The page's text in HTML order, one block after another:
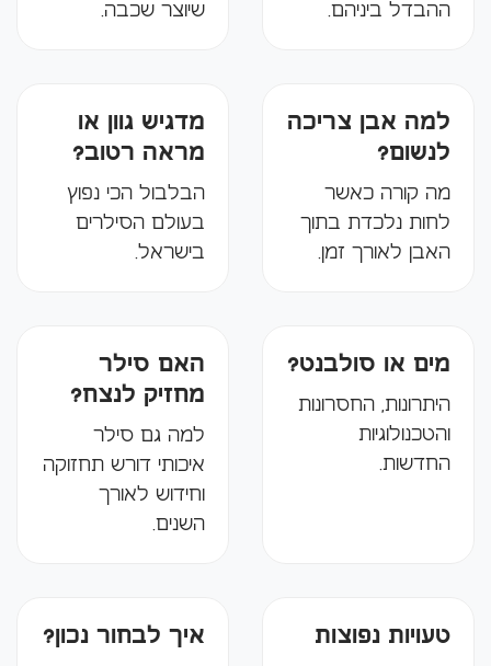
ההבדל ביניהם.
שיוצר שכבה.
למה אבן צריכה
לנשום?
מה קורה כאשר
לחות נלכדת בתוך
האבן לאורך זמן.
מדגיש גוון או
מראה רטוב?
הבלבול הכי נפוץ
בעולם הסילרים
בישראל.
מים או סולבנט?
היתרונות, החסרונות
והטכנולוגיות
החדשות.
האם סילר
מחזיק לנצח?
למה גם סילר
איכותי דורש תחזוקה
וחידוש לאורך
השנים.
טעויות נפוצות איך לבחור נכון?